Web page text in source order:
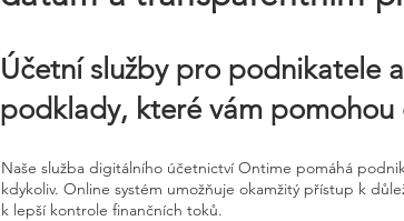
Účetní služby pro podnikatele
podklady, které vám
Naše služba digitálního účetnictví Ontime pomáhá
kdykoliv. Online systém umožňuje okamžitý přístup k
k lepší kontrole finančních toků.